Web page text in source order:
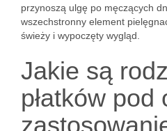
przynoszą ulgę po męczących
wszechstronny element
świeży i wypoczęty wygląd.
Jakie są
płatków pod